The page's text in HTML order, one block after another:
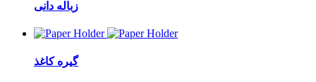
زباله دانی
گیره کاغذ